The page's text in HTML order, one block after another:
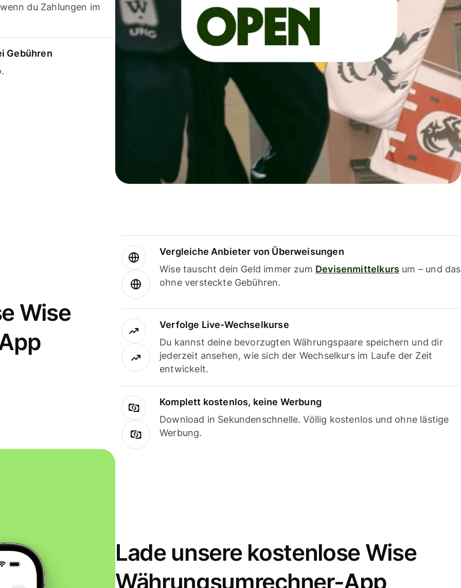
du Zahlungen im
Gebühren
Wise
Vergleiche Anbieter von Überweisungen
Wise tauscht dein Geld immer zum Devisenmittelkurs um – und das
ohne versteckte Gebühren.
Verfolge Live-Wechselkurse
Du kannst deine bevorzugten Währungspaare speichern und dir
jederzeit ansehen, wie sich der Wechselkurs im Laufe der Zeit
entwickelt.
Komplett kostenlos, keine Werbung
Download in Sekundenschnelle. Völlig kostenlos und ohne lästige
Werbung.
Lade unsere kostenlose Wise
Währungsumrechner-App